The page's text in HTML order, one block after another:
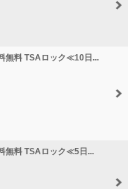
無料 TSAロック≪10日...
無料 TSAロック≪5日...